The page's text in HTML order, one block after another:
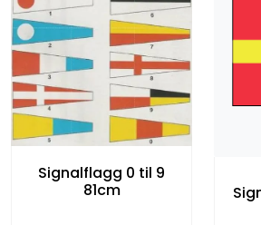
Signalflagg 0 til 9
81cm